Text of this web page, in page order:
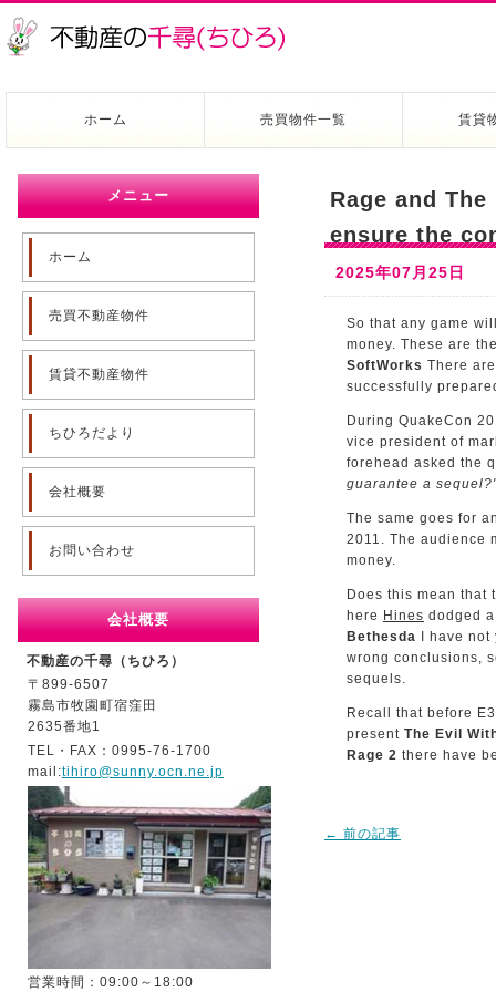
ホーム 売買物件一覧 賃貸
メニュー
ホーム
売買不動産物件
賃貸不動産物件
ちひろだより
会社概要
お問い合わせ
会社概要
不動産の千尋（ちひろ）
〒899-6507
霧島市牧園町宿窪田
2635番地1
TEL・FAX：0995-76-1700
mail:tihiro@sunny.ocn.ne.jp
営業時間：09:00～18:00
Rage and
ensure the
2025年07月25日
So that any game
money. These are
SoftWorks There
successfully
During QuakeCon
vice president of
forehead asked the
guarantee a
The same goes for
2011. The audience
money.
Does this mean that
here Hines dodged
Bethesda I have
wrong conclusions,
sequels.
Recall that before
present The Evil
Rage 2 there have
← 前の記事